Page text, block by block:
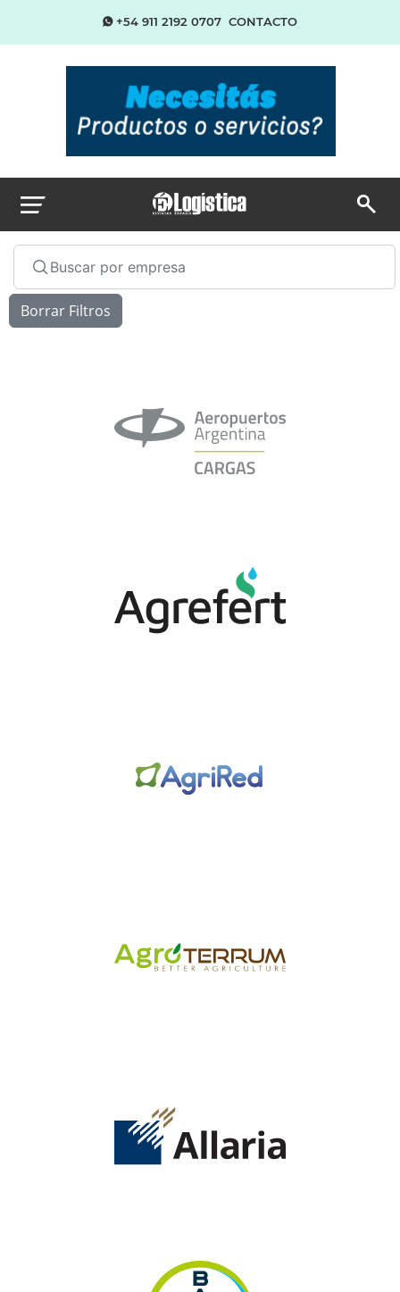
+54 911 2192 0707 CONTACTO